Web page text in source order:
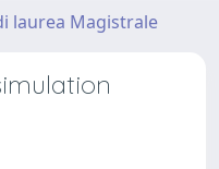
laurea Magistrale